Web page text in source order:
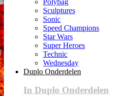
Sculptures
Sonic
Speed Champions
Star Wars
Super Heroes
Technic
Wednesday
Duplo Onderdelen
In Duplo Onderdelen